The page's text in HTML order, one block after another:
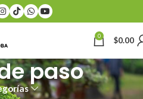
0 $0.00
paso